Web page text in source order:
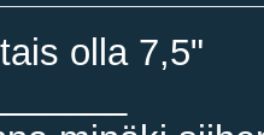
olla 7,5"